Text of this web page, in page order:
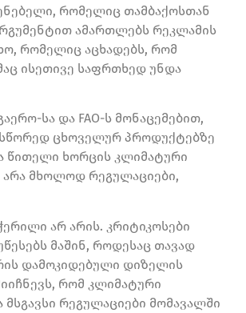
რომელიც თამბაქოსთან
ამართლებს რეკლამის
რომელიც აცხადებს, რომ
ისეთივე საფრთხედ უნდა
სა და FAO-ს მონაცემებით,
სწორედ ცხოველურ პროდუქტებზე
წითელი ხორცის კლიმატური
არა მხოლოდ რეგულაციები,
არ არის. კრიტიკოსები
მაშინ, როდესაც თავად
დამოკიდებული დიზელის
რომ კლიმატური
რეგულაციები მომავალში